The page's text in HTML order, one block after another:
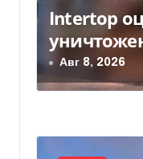
Intertop
млн грн
Авг 8, 2026